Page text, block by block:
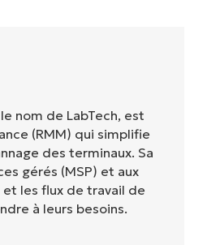
nom de LabTech, est
(RMM) qui simplifie
des terminaux. Sa
gérés (MSP) et aux
les flux de travail de
à leurs besoins.